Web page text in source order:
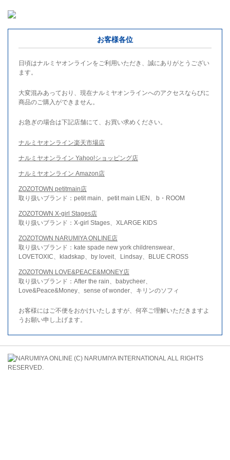
お客様各位
日頃はナルミヤオンラインをご利用いただき、誠にありがとうござい
ます。
大変混みあっており、現在ナルミヤオンラインへのアクセスならびに
商品のご購入ができません。
お急ぎの場合は下記店舗にて、お買い求めください。
ナルミヤオンライン楽天市場店
ナルミヤオンライン Yahoo!ショッピング店
ナルミヤオンライン Amazon店
ZOZOTOWN petitmain店
取り扱いブランド：petit main、petit main LIEN、b・ROOM
ZOZOTOWN X-girl Stages店
取り扱いブランド：X-girl Stages、XLARGE KIDS
ZOZOTOWN NARUMIYA ONLINE店
取り扱いブランド：kate spade new york childrenswear、
LOVETOXIC、kladskap、by loveit、Lindsay、BLUE CROSS
ZOZOTOWN LOVE&PEACE&MONEY店
取り扱いブランド：After the rain、babycheer、
Love&Peace&Money、sense of wonder、キリンのソフィ
お客様にはご不便をおかけいたしますが、何卒ご理解いただきますよ
うお願い申し上げます。